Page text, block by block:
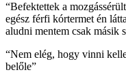
“Befektettek a
egész férfi kórtermet én
aludni mentem csak másik
“Nem elég, hogy vinni
belőle”